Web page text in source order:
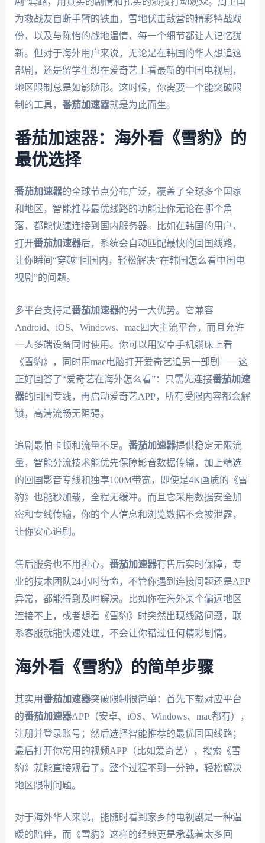
为救战友自断手臂的铁血，雪地伏击敌营的精彩特战戏
份，以及与陈怡的战地温情，每一个细节都让人记忆犹
新。但对于海外用户来说，无论是在韩国的华人想追这
部剧，还是留学生想在爱奇艺上看最新的中国电视剧，
地区限制总是如影随形。这时候，你需要一个能突破限
制的工具， 番茄加速器就是为此而生。
番茄加速器：海外看《雪豹》的
最优选择
番茄加速器的全球节点分布广泛，覆盖了全球多个国家
和地区，智能推荐最优线路的功能让你无论在哪个角
落，都能快速连接到国内服务器。比如在韩国的用户，
打开番茄加速器后，系统会自动匹配最快的回国线路，
让你瞬间“穿越”回国内，轻松解决“在韩国怎么看中国电
视剧”的问题。
多平台支持是番茄加速器的另一大优势。它兼容
Android、iOS、Windows、mac四大主流平台，而且允许
一人多端设备同时使用。你可以用安卓手机躺床上看
《雪豹》，同时用mac电脑打开爱奇艺追另一部剧——这
正好回答了“爱奇艺在海外怎么看”：只需先连接番茄加速
器的回国专线，再启动爱奇艺APP，所有受限内容都会解
锁，高清流畅无阻碍。
追剧最怕卡顿和流量不足。 番茄加速器提供稳定无限流
量，智能分流技术能优先保障影音数据传输，加上精选
的回国影音专线和独享100M带宽，即使是4K画质的《雪
豹》也能秒加载，全程无缓冲。而且它采用数据安全加
密和专线传输，你的个人信息和浏览数据不会被泄露，
让你安心追剧。
售后服务也不用担心。 番茄加速器有售后实时保障，专
业的技术团队24小时待命，不管你遇到连接问题还是APP
异常，都能得到及时解决。比如你在海外某个偏远地区
连接不上，或者想看《雪豹》时突然出现线路问题，联
系客服就能快速处理，不会让你错过任何精彩剧情。
海外看《雪豹》的简单步骤
其实用番茄加速器突破限制很简单：首先下载对应平台
的番茄加速器APP（安卓、iOS、Windows、mac都有），
注册并登录账号；然后选择智能推荐的最优回国线路；
最后打开你常用的视频APP（比如爱奇艺），搜索《雪
豹》就能直接观看了。整个过程不到一分钟，轻松解决
地区限制问题。
对于海外华人来说，能随时看到家乡的电视剧是一种温
暖的陪伴，而《雪豹》这样的经典更是承载着太多回